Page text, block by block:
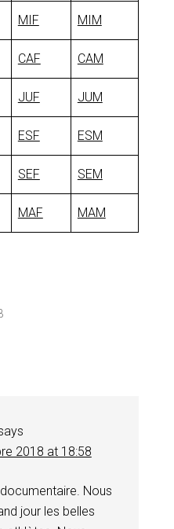
MIF MIM
CAF CAM
JUF JUM
ESF ESM
SEF SEM
MAF MAM
2018 at 18:58
Nous
jour les belles